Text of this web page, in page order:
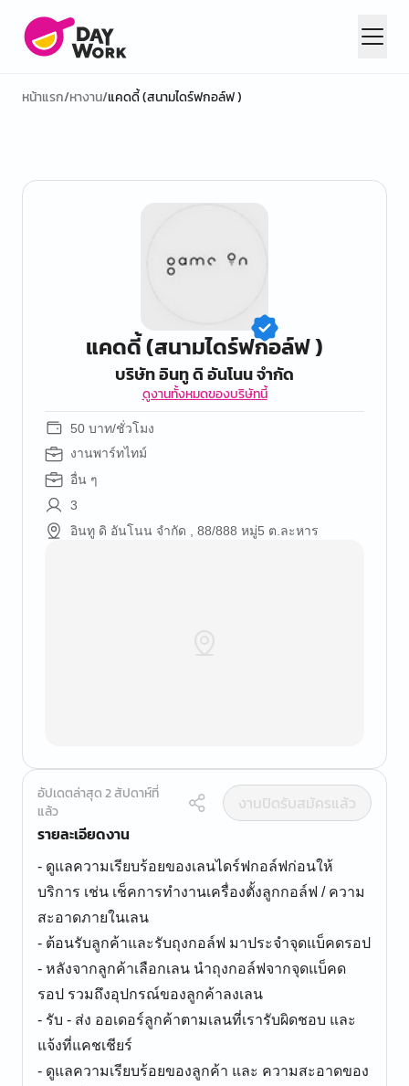
หน้าแรก/หางาน/แคดดี้ (สนามไดร์ฟกอล์ฟ )
แคดดี้ (สนามไดร์ฟกอล์ฟ )
บริษัท อินทู ดิ อันโนน จำกัด
ดูงานทั้งหมดของบริษัทนี้
50 บาท/ชั่วโมง
งานพาร์ทไทม์
อื่น ๆ
3
อินทู ดิ อันโนน จำกัด , 88/888 หมู่5 ต.ละหาร
อัปเดตล่าสุด 2 สัปดาห์ที่
แล้ว
งานปิดรับสมัครแล้ว
รายละเอียดงาน
- ดูแลความเรียบร้อยของเลนไดร์ฟกอล์ฟก่อนให้
บริการ เช่น เช็คการทำงานเครื่องตั้งลูกกอล์ฟ / ความ
สะอาดภายในเลน
- ต้อนรับลูกค้าและรับถุงกอล์ฟ มาประจำจุดแบ็คดรอป
- หลังจากลูกค้าเลือกเลน นำถุงกอล์ฟจากจุดแบ็คด
รอป รวมถึงอุปกรณ์ของลูกค้าลงเลน
- รับ - ส่ง ออเดอร์ลูกค้าตามเลนที่เรารับผิดชอบ และ
แจ้งที่แคชเชียร์
- ดูแลความเรียบร้อยของลูกค้า และ ความสะอาดของ